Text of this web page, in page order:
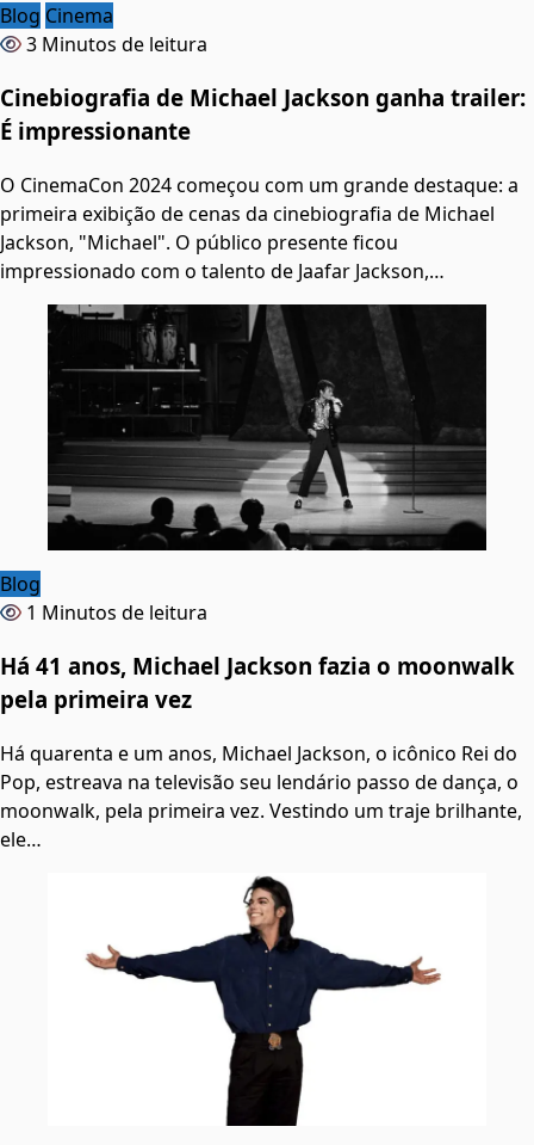
Blog Cinema
3 Minutos de leitura
Cinebiografia de Michael Jackson ganha trailer:
É impressionante
O CinemaCon 2024 começou com um grande destaque: a
primeira exibição de cenas da cinebiografia de Michael
Jackson, "Michael". O público presente ficou
impressionado com o talento de Jaafar Jackson,…
Blog
1 Minutos de leitura
Há 41 anos, Michael Jackson fazia o moonwalk
pela primeira vez
Há quarenta e um anos, Michael Jackson, o icônico Rei do
Pop, estreava na televisão seu lendário passo de dança, o
moonwalk, pela primeira vez. Vestindo um traje brilhante,
ele…